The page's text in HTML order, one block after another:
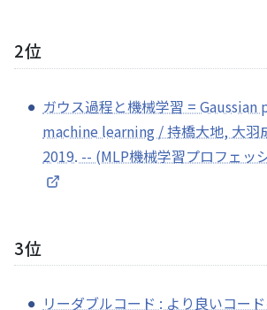
2位
ガウス過程と機械学習 = Gaussian
machine learning / 持橋大地, 大羽
2019. -- (MLP機械学習プロフェッ
3位
リーダブルコード : より良いコー